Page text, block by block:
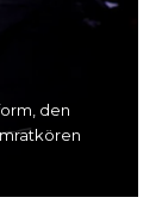
den